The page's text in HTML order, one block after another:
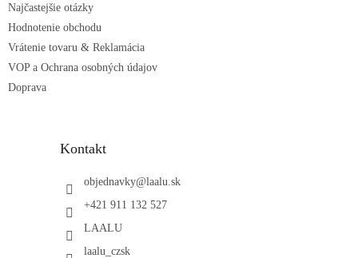
Najčastejšie otázky
Hodnotenie obchodu
Vrátenie tovaru & Reklamácia
VOP a Ochrana osobných údajov
Doprava
Kontakt
objednavky@laalu.sk
+421 911 132 527
LAALU
laalu_czsk